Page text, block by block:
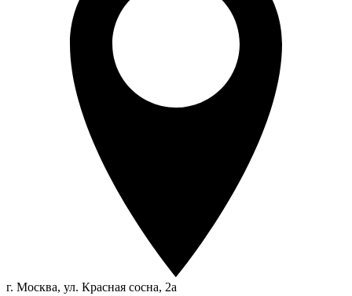
г. Москва, ул. Красная сосна, 2а